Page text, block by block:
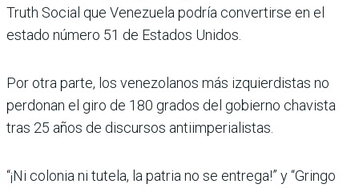
Truth Social que Venezuela podría convertirse en el
estado número 51 de Estados Unidos.
Por otra parte, los venezolanos más izquierdistas no
perdonan el giro de 180 grados del gobierno chavista
tras 25 años de discursos antiimperialistas.
“¡Ni colonia ni tutela, la patria no se entrega!” y “Gringo